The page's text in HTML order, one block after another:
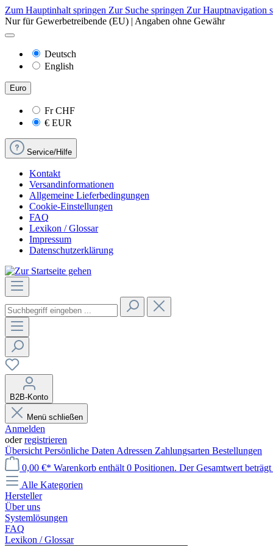
Zum Hauptinhalt springen Zur Suche springen Zur Hauptnavigation
Nur für Gewerbetreibende (EU) | Angaben ohne Gewähr
Deutsch
English
Euro
FrCHF
€ EUR
Service/Hilfe
Kontakt
Versandinformationen
Allgemeine Lieferbedingungen
Cookie-Einstellungen
FAQ
Lexikon / Glossar
Impressum
Datenschutzerklärung
B2B-Konto
Menü schließen
Anmelden
oderregistrieren
Übersicht Persönliche Daten Adressen Zahlungsarten Bestellungen
0,00 €* Warenkorb enthält 0 Positionen. Der Gesamtwert
Alle Kategorien
Hersteller
Über uns
Systemlösungen
FAQ
Lexikon / Glossar